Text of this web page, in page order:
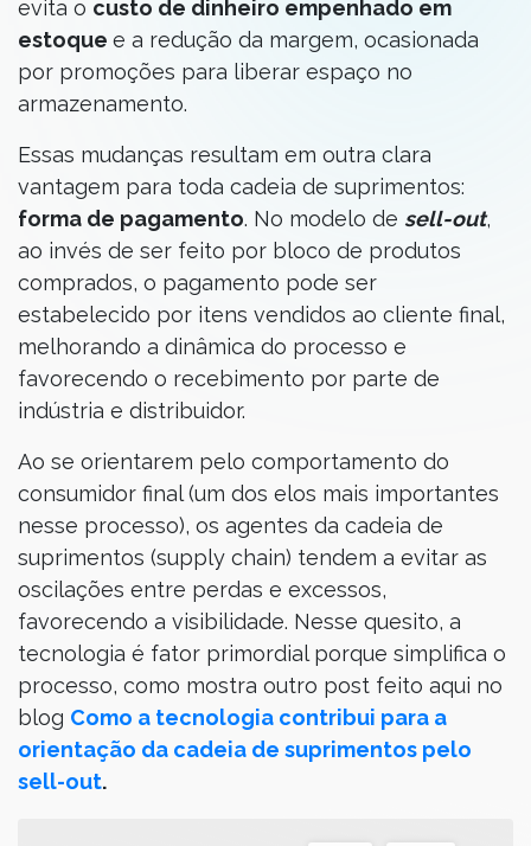
evita o custo de dinheiro empenhado em
estoque e a redução da margem, ocasionada
por promoções para liberar espaço no
armazenamento.
Essas mudanças resultam em outra clara
vantagem para toda cadeia de suprimentos:
forma de pagamento. No modelo de sell-out,
ao invés de ser feito por bloco de produtos
comprados, o pagamento pode ser
estabelecido por itens vendidos ao cliente final,
melhorando a dinâmica do processo e
favorecendo o recebimento por parte de
indústria e distribuidor.
Ao se orientarem pelo comportamento do
consumidor final (um dos elos mais importantes
nesse processo), os agentes da cadeia de
suprimentos (supply chain) tendem a evitar as
oscilações entre perdas e excessos,
favorecendo a visibilidade. Nesse quesito, a
tecnologia é fator primordial porque simplifica o
processo, como mostra outro post feito aqui no
blog Como a tecnologia contribui para a
orientação da cadeia de suprimentos pelo
sell-out.